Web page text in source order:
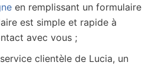
en remplissant un formulaire
est simple et rapide à
avec vous ;
clientèle de Lucia, un